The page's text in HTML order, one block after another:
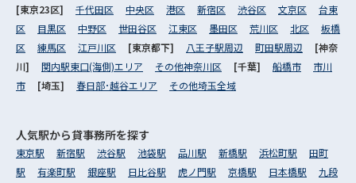
[東京23区] 千代田区 中央区 港区 新宿区 渋谷区 文京区
台東
区
目黒区 中野区 世田谷区 江東区 墨田区 荒川区 北区
板橋
区
練馬区 江戸川区 [東京都下] 八王子駅周辺 町田駅周辺
[神奈
川] 関内駅東口(海側)エリア その他神奈川区 [千葉] 船橋市
市川
市
[埼玉] 春日部･越谷エリア その他埼玉全域
人気駅から貸事務所を探す
東京駅 新宿駅 渋谷駅 池袋駅 品川駅 新橋駅 浜松町駅
田町
駅
有楽町駅 銀座駅 日比谷駅 虎ノ門駅 京橋駅 日本橋駅
九段